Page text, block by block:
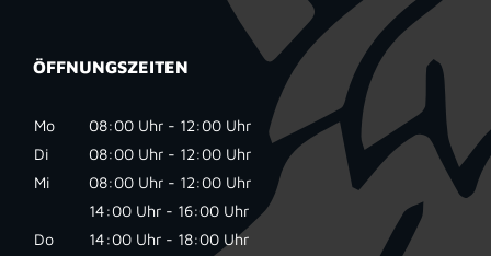
ÖFFNUNGSZEITEN
Mo
08:00 Uhr - 12:00 Uhr
Di
08:00 Uhr - 12:00 Uhr
Mi
08:00 Uhr - 12:00 Uhr
14:00 Uhr - 16:00 Uhr
Do
14:00 Uhr - 18:00 Uhr